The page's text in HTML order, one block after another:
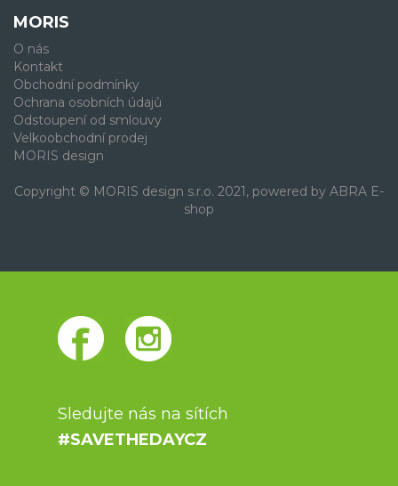
MORIS
O nás
Kontakt
Obchodní podmínky
Ochrana osobních údajů
Odstoupení od smlouvy
Velkoobchodní prodej
MORIS design
Copyright © MORIS design s.r.o. 2021, powered by ABRA E-
shop
Sledujte nás na sítích
#SAVETHEDAYCZ